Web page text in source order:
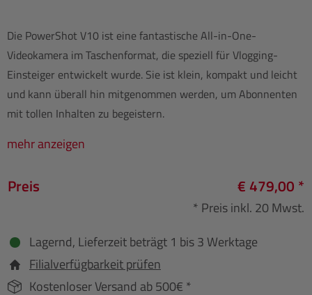
Die PowerShot V10 ist eine fantastische All-in-One-
Videokamera im Taschenformat, die speziell für Vlogging-
Einsteiger entwickelt wurde. Sie ist klein, kompakt und leicht
und kann überall hin mitgenommen werden, um Abonnenten
mit tollen Inhalten zu begeistern.
mehr anzeigen
Preis € 479,00 *
* Preis inkl. 20 Mwst.
Lagernd, Lieferzeit beträgt 1 bis 3 Werktage
Filialverfügbarkeit prüfen
Kostenloser Versand ab 500€ *